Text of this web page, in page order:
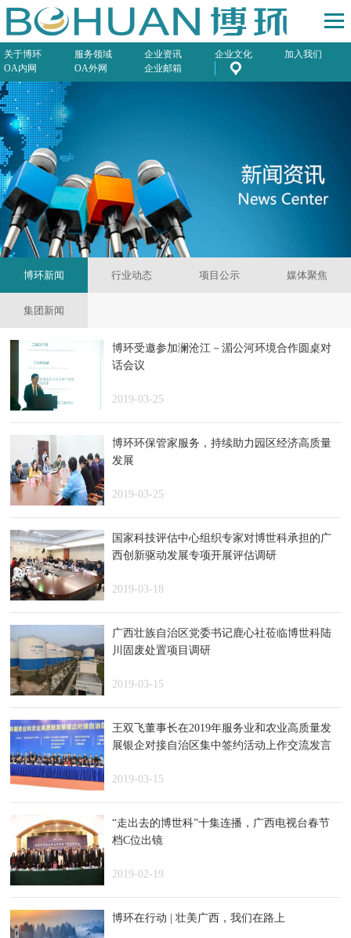
关于博环 服务领域 企业资讯 企业文化
加入我们
OA内网
OA外网 企业邮箱
博环新闻 行业动态 项目公示 媒体聚焦
集团新闻
博环受邀参加澜沧江－湄公河环境合作圆桌对
话会议
2019-03-25
博环环保管家服务，持续助力园区经济高质量
发展
2019-03-25
国家科技评估中心组织专家对博世科承担的广
西创新驱动发展专项开展评估调研
2019-03-18
广西壮族自治区党委书记鹿心社莅临博世科陆
川固废处置项目调研
2019-03-15
王双飞董事长在2019年服务业和农业高质量发
展银企对接自治区集中签约活动上作交流发言
2019-03-15
“走出去的博世科”十集连播，广西电视台春节
档C位出镜
2019-02-19
博环在行动 | 壮美广西，我们在路上